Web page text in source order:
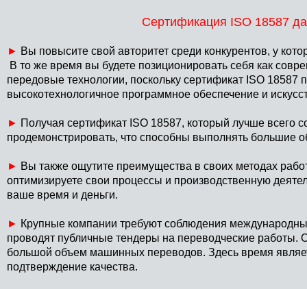
Сертификация ISO 18587
► Вы повысите свой авторитет среди конкурентов, у
В то же время вы будете позиционировать себя как
передовые технологии, поскольку сертификат ISO 18587
высокотехнологичное программное обеспечение и
► Получая сертификат ISO 18587, который лучше всего
продемонстрировать, что способны выполнять большие
► Вы также ощутите преимущества в своих методах
оптимизируете свои процессы и производственную
ваше время и деньги.
► Крупные компании требуют соблюдения
проводят публичные тендеры на переводческие работы.
большой объем машинных переводов. Здесь время
подтверждение качества.